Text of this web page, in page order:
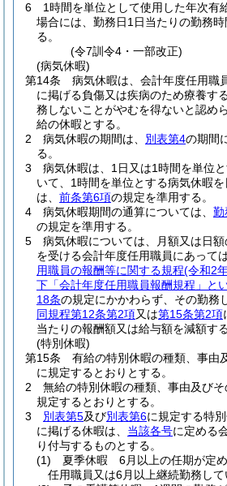
6
1時間を単位として使用した年次有
場合には、勤務日1日当たりの勤務
る。
(令7訓令4・一部改正)
(病気休暇)
第14条
病気休暇は、会計年度任用職
に掲げる負傷又は疾病のため療養す
務しないことがやむを得ないと認め
給の休暇とする。
2
病気休暇の期間は、 別表第4の期間
る。
3
病気休暇は、1日又は1時間を単位と
いて、1時間を単位とする病気休暇
は、 前条第6項の規定を準用する。
4
病気休暇期間の通算については、 勤
の規定を準用する。
5
病気休暇については、月額又は日
を受ける会計年度任用職員にあっては
用職員の報酬等に関する規程(令和2
下「会計年度任用職員報酬規程」と
18条の規定にかかわらず、その勤務
同規程第12条第2項又は第15条第2項
当たりの報酬額又は給与額を減額する
(特別休暇)
第15条
有給の特別休暇の種類、事由
に規定するとおりとする。
2
無給の特別休暇の種類、事由及びそ
規定するとおりとする。
3
別表第5及び別表第6に規定する特
に掲げる休暇は、 当該各号に定める
り付与するものとする。
(1)
夏季休暇 6月以上の任期が定
任用職員又は6月以上継続勤務し